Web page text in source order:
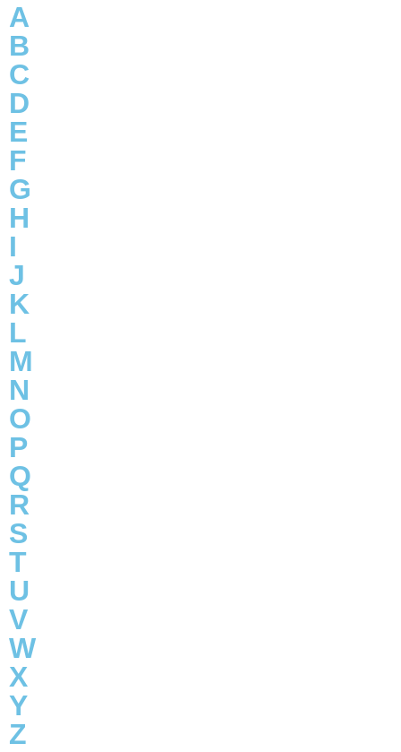
A
B
C
D
E
F
G
H
I
J
K
L
M
N
O
P
Q
R
S
T
U
V
W
X
Y
Z